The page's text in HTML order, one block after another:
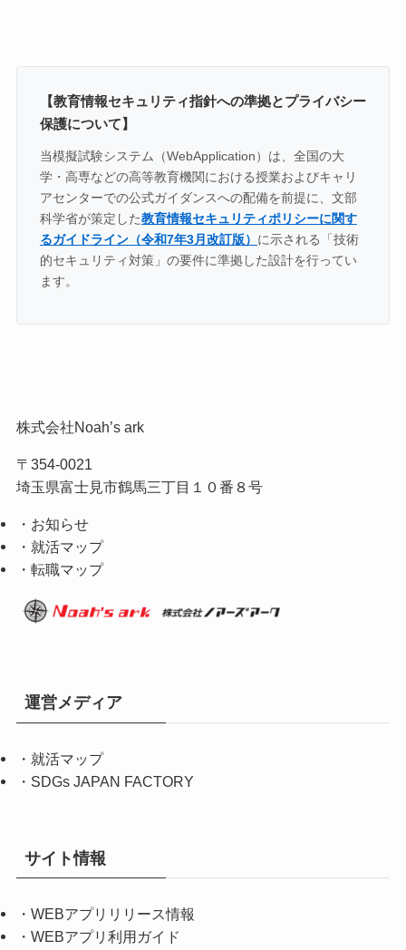
【教育情報セキュリティ指針への準拠とプライバシー
保護について】
当模擬試験システム（WebApplication）は、全国の大
学・高専などの高等教育機関における授業およびキャリ
アセンターでの公式ガイダンスへの配備を前提に、文部
科学省が策定した教育情報セキュリティポリシーに関す
るガイドライン（令和7年3月改訂版） に示される「技術
的セキュリティ対策」の要件に準拠した設計を行ってい
ます。
株式会社Noah’s ark
〒354-0021
埼玉県富士見市鶴馬三丁目１０番８号
・お知らせ
・就活マップ
・転職マップ
運営メディア
・ 就活マップ
・ SDGs JAPAN FACTORY
サイト情報
・ WEBアプリリリース情報
・ WEBアプリ利用ガイド